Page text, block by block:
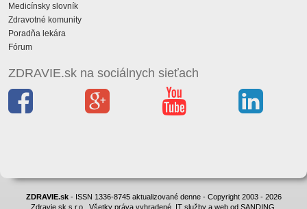
Medicínsky slovník
Zdravotné komunity
Poradňa lekára
Fórum
ZDRAVIE.sk na sociálnych sieťach
ZDRAVIE.sk- ISSN 1336-8745 aktualizované denne - Copyright 2003 - 2026
Zdravie.sk s.r.o., Všetky práva vyhradené. IT služby a web od SANDING.